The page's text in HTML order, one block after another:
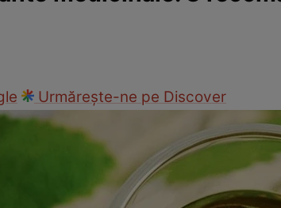
Urmărește-ne pe Discover